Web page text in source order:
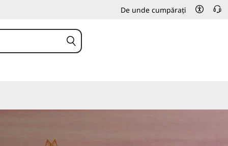
De unde cumpărați